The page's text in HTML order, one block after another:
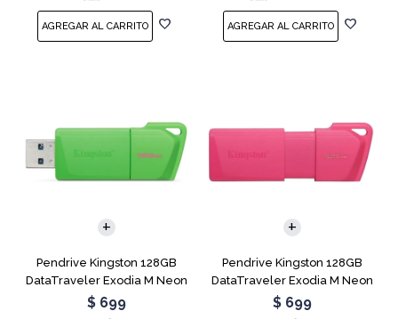
Pendrive Kingston 128GB
DataTraveler Exodia M Neon
Green
$ 699
Pendrive Kingston 128GB
DataTraveler Exodia M Neon
Pink
$ 699